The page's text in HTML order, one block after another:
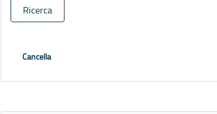
Ricerca
Cancella